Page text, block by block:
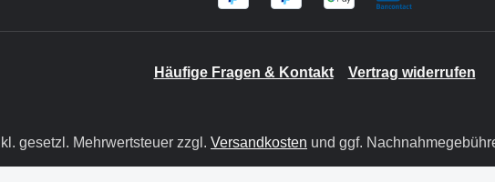
Häufige Fragen & Kontakt Vertrag widerrufen
gesetzl. Mehrwertsteuer zzgl. Versandkosten und ggf.